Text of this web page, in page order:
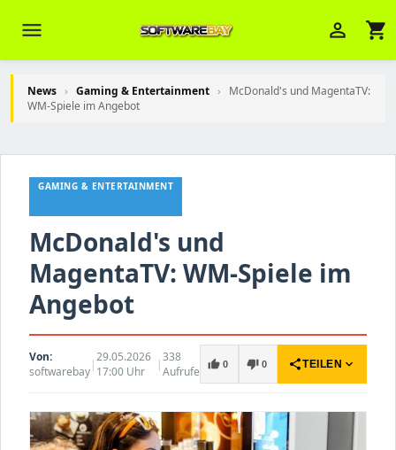
menu person_outline shopping_cart
News › Gaming & Entertainment ›
McDonald's und MagentaTV:
WM-Spiele im Angebot
GAMING & ENTERTAINMENT
McDonald's und
MagentaTV: WM-Spiele im
Angebot
Von:
softwarebay|29.05.2026
17:00 Uhr
|338
Aufrufe
thumb_up 0 thumb_down 0 shareTEILEN expand_more
Brasov